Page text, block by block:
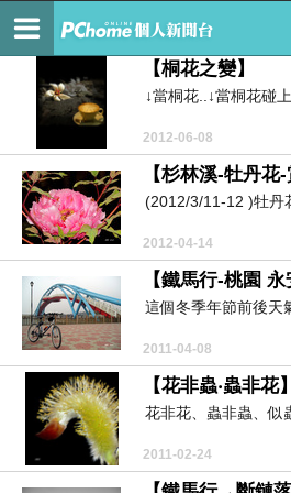
自然‧自在‧隨緣‧享樂
【桐花之變】
↓當桐花..↓當桐花碰
2012-06-08
【杉林溪-牡丹花-
(2012/3/11-12 )牡丹
2012-04-14
【鐵馬行-桃園 永
這個冬季年節前後天
2011-04-08
【花非蟲‧蟲非花】
花非花、蟲非蟲、似
2011-02-24